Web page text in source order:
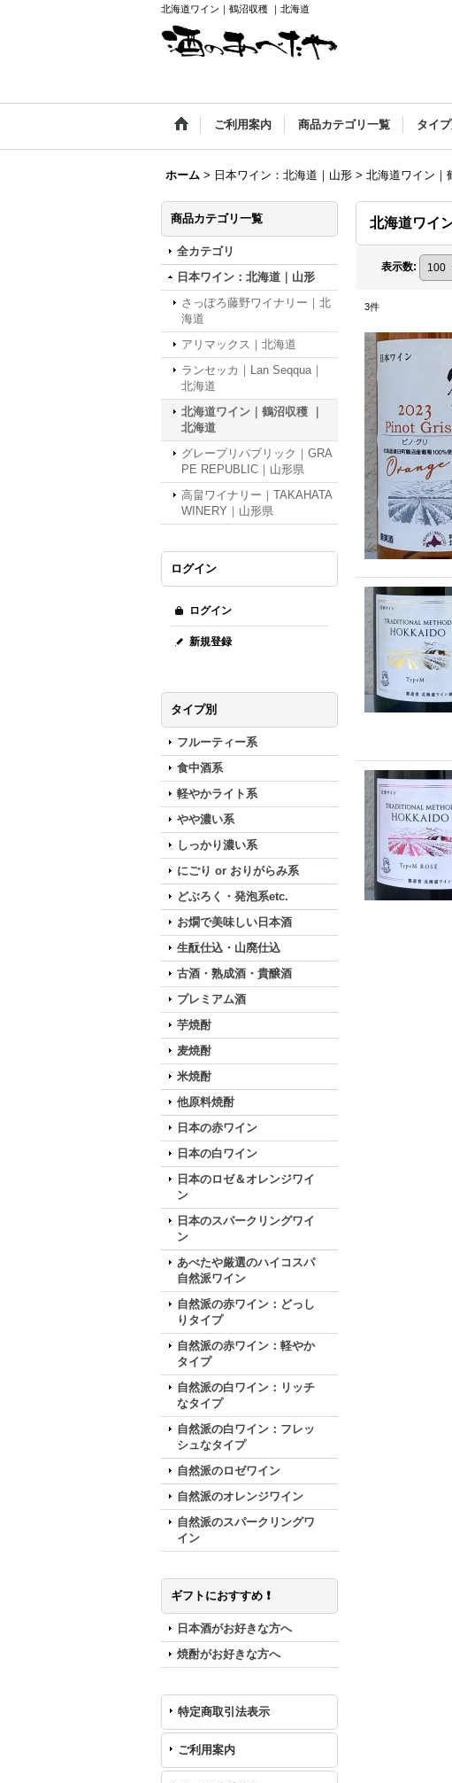
北海道ワイン｜鶴沼収穫 ｜北海道
ご利用案内 商品カテゴリ一覧 タイプ
ホーム > 日本ワイン：北海道｜山形 > 北海道ワイン｜
商品カテゴリ一覧
全カテゴリ
日本ワイン：北海道｜山形
さっぽろ藤野ワイナリー｜北
海道
アリマックス｜北海道
ランセッカ｜Lan Seqqua｜
北海道
北海道ワイン｜鶴沼収穫 ｜
北海道
グレープリパブリック｜GRA
PE REPUBLIC｜山形県
高畠ワイナリー｜TAKAHATA
WINERY｜山形県
ログイン
ログイン
新規登録
タイプ別
フルーティー系
食中酒系
軽やかライト系
やや濃い系
しっかり濃い系
にごり or おりがらみ系
どぶろく・発泡系etc.
お燗で美味しい日本酒
生酛仕込・山廃仕込
古酒・熟成酒・貴醸酒
プレミアム酒
芋焼酎
麦焼酎
米焼酎
他原料焼酎
日本の赤ワイン
日本の白ワイン
日本のロゼ＆オレンジワイ
ン
日本のスパークリングワイ
ン
あべたや厳選のハイコスパ
自然派ワイン
自然派の赤ワイン：どっし
りタイプ
自然派の赤ワイン：軽やか
タイプ
自然派の白ワイン：リッチ
なタイプ
自然派の白ワイン：フレッ
シュなタイプ
自然派のロゼワイン
自然派のオレンジワイン
自然派のスパークリングワ
イン
ギフトにおすすめ ❗️
日本酒がお好きな方へ
焼酎がお好きな方へ
特定商取引法表示
ご利用案内
北海道ワイ
表示数:
3件